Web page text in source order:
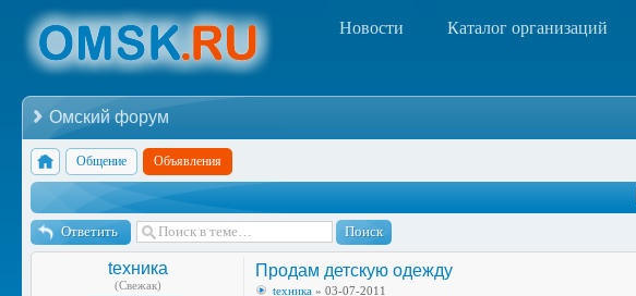
Новости Каталог организаций
Омский форум
Общение Объявления
Ответить
tехника
(Свежак)
Продам детскую одежду
tехника » 03-07-2011